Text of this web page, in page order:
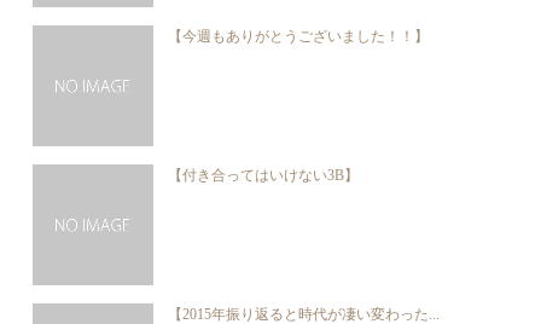
【今週もありがとうございました！！】
【付き合ってはいけない3B】
【2015年振り返ると時代が凄い変わった...